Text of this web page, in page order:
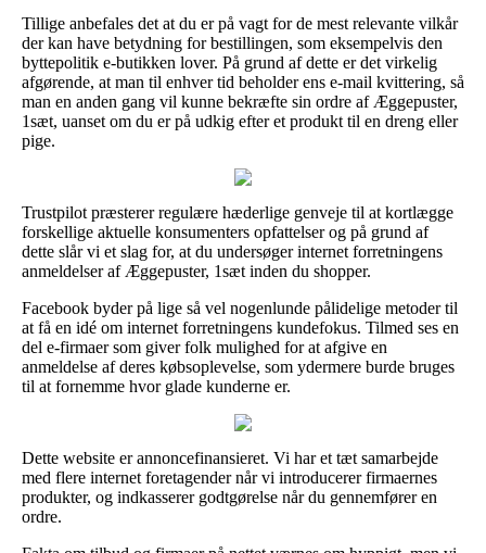
Tillige anbefales det at du er på vagt for de mest relevante vilkår
der kan have betydning for bestillingen, som eksempelvis den
byttepolitik e-butikken lover. På grund af dette er det virkelig
afgørende, at man til enhver tid beholder ens e-mail kvittering, så
man en anden gang vil kunne bekræfte sin ordre af Æggepuster,
1sæt, uanset om du er på udkig efter et produkt til en dreng eller
pige.
Trustpilot præsterer regulære hæderlige genveje til at kortlægge
forskellige aktuelle konsumenters opfattelser og på grund af
dette slår vi et slag for, at du undersøger internet forretningens
anmeldelser af Æggepuster, 1sæt inden du shopper.
Facebook byder på lige så vel nogenlunde pålidelige metoder til
at få en idé om internet forretningens kundefokus. Tilmed ses en
del e-firmaer som giver folk mulighed for at afgive en
anmeldelse af deres købsoplevelse, som ydermere burde bruges
til at fornemme hvor glade kunderne er.
Dette website er annoncefinansieret. Vi har et tæt samarbejde
med flere internet foretagender når vi introducerer firmaernes
produkter, og indkasserer godtgørelse når du gennemfører en
ordre.